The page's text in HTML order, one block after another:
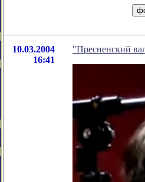
10.03.2004
16:41
"Пресненский